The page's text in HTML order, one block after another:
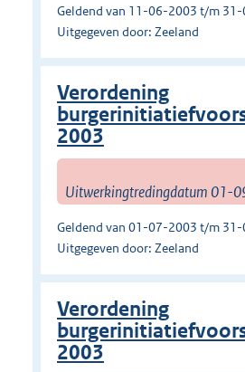
Geldend van 11-06-2003 t/m
Uitgegeven door: Zeeland
Verordening
2003
Uitwerkingtredingdatum 01-
Geldend van 01-07-2003 t/m
Uitgegeven door: Zeeland
Verordening
2003